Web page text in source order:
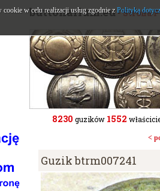
buttonarium.eu- Strona
8230 guzików 1552
<
Guzik btrm007241
w celu realizacji usług zgodnie z Polityką